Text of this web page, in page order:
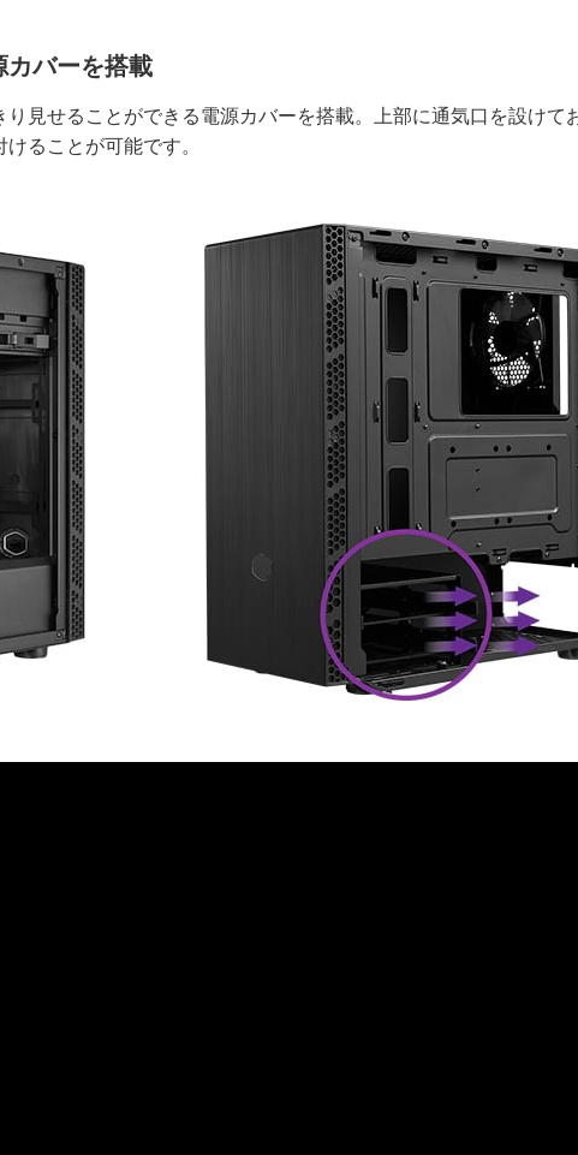
カバーを搭載
見せることができる電源カバーを搭載。上部に通気口を設けて
ることが可能です。